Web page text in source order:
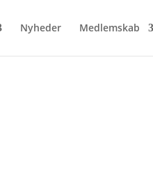
Nyheder Medlemskab